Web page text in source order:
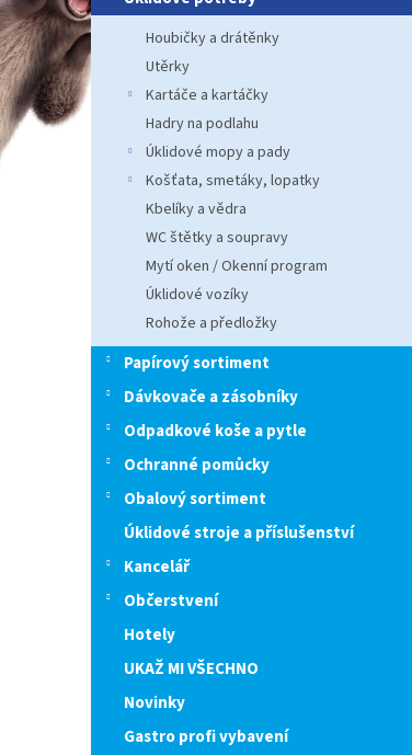
n
e
l
Houbičky a drátěnky
Utěrky
Kartáče a kartáčky
Hadry na podlahu
Úklidové mopy a pady
Košťata, smetáky, lopatky
Kbelíky a vědra
WC štětky a soupravy
Mytí oken / Okenní program
Úklidové vozíky
Rohože a předložky
Papírový sortiment
Dávkovače a zásobníky
Odpadkové koše a pytle
Ochranné pomůcky
Obalový sortiment
Úklidové stroje a příslušenství
Kancelář
Občerstvení
Hotely
UKAŽ MI VŠECHNO
Novinky
Gastro profi vybavení